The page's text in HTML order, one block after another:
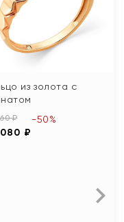
из золота с
₽
₽
-50%